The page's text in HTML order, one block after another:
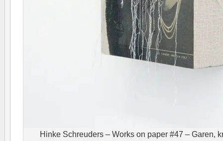
Hinke Schreuders – Works on paper #47 – Garen,